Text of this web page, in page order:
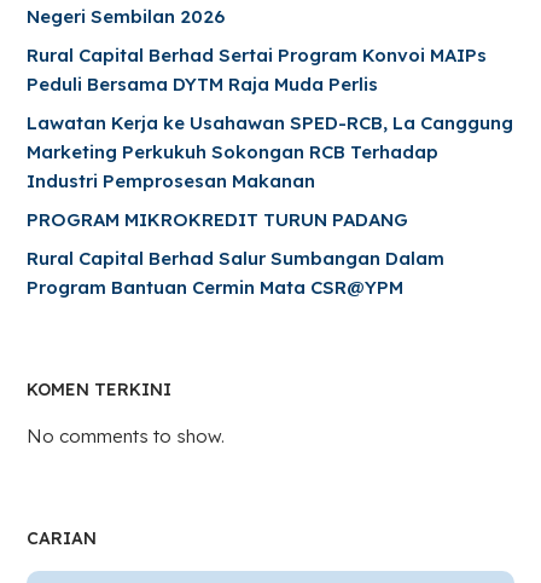
Negeri Sembilan 2026
Rural Capital Berhad Sertai Program Konvoi MAIPs
Peduli Bersama DYTM Raja Muda Perlis
Lawatan Kerja ke Usahawan SPED-RCB, La Canggung
Marketing Perkukuh Sokongan RCB Terhadap
Industri Pemprosesan Makanan
PROGRAM MIKROKREDIT TURUN PADANG
Rural Capital Berhad Salur Sumbangan Dalam
Program Bantuan Cermin Mata CSR@YPM
KOMEN TERKINI
No comments to show.
CARIAN